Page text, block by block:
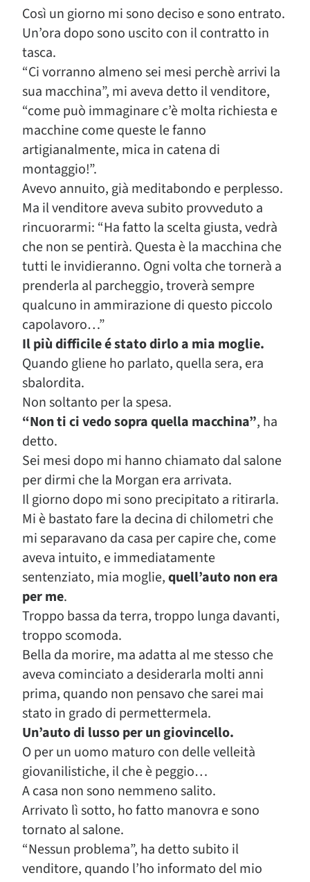
Così un giorno mi sono deciso e sono entrato.
Un’ora dopo sono uscito con il contratto in
tasca.
“Ci vorranno almeno sei mesi perchè arrivi la
sua macchina”, mi aveva detto il venditore,
“come può immaginare c’è molta richiesta e
macchine come queste le fanno
artigianalmente, mica in catena di
montaggio!”.
Avevo annuito, già meditabondo e perplesso.
Ma il venditore aveva subito provveduto a
rincuorarmi: “Ha fatto la scelta giusta, vedrà
che non se pentirà. Questa è la macchina che
tutti le invidieranno. Ogni volta che tornerà a
prenderla al parcheggio, troverà sempre
qualcuno in ammirazione di questo piccolo
capolavoro…”
Il più difficile é stato dirlo a mia moglie.
Quando gliene ho parlato, quella sera, era
sbalordita.
Non soltanto per la spesa.
“Non ti ci vedo sopra quella macchina”, ha
detto.
Sei mesi dopo mi hanno chiamato dal salone
per dirmi che la Morgan era arrivata.
Il giorno dopo mi sono precipitato a ritirarla.
Mi è bastato fare la decina di chilometri che
mi separavano da casa per capire che, come
aveva intuito, e immediatamente
sentenziato, mia moglie,quell’auto non era
per me.
Troppo bassa da terra, troppo lunga davanti,
troppo scomoda.
Bella da morire, ma adatta al me stesso che
aveva cominciato a desiderarla molti anni
prima, quando non pensavo che sarei mai
stato in grado di permettermela.
Un’auto di lusso per un giovincello.
O per un uomo maturo con delle velleità
giovanilistiche, il che è peggio…
A casa non sono nemmeno salito.
Arrivato lì sotto, ho fatto manovra e sono
tornato al salone.
“Nessun problema”, ha detto subito il
venditore, quando l’ho informato del mio